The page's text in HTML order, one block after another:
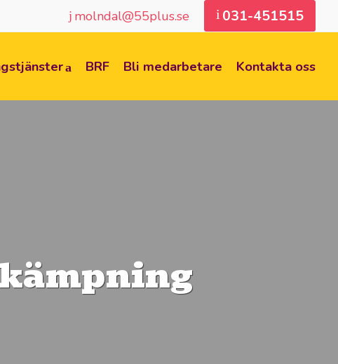
molndal@55plus.se 031-451515
BRF Bli medarbetare Kontakta oss